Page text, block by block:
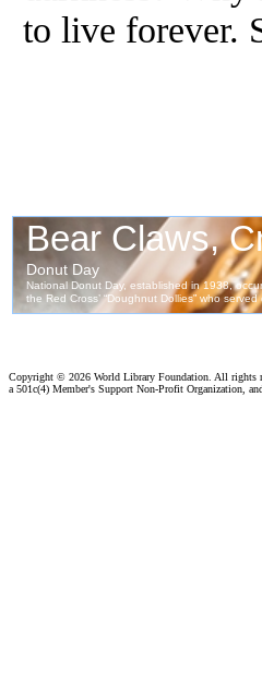
to live forever.
Copyright © 2026 World Library Foundation. All rights
a 501c(4) Member's Support Non-Profit Organization,